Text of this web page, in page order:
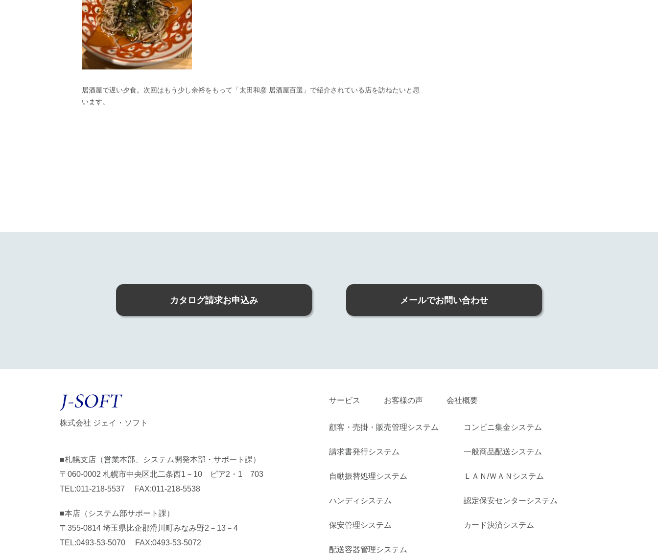
居酒屋で遅い夕食。次回はもう少し余裕をもって「太田和彦 居酒屋百選」で紹介されている店を訪ねたいと思
います。
カタログ請求お申込み メールでお問い合わせ
株式会社 ジェイ・ソフト
■札幌支店（営業本部、システム開発本部・サポート課）
〒060-0002 札幌市中央区北二条西1－10 ピア2・1 703
TEL:011-218-5537 FAX:011-218-5538
■本店（システム部サポート課）
〒355-0814 埼玉県比企郡滑川町みなみ野2－13－4
TEL:0493-53-5070 FAX:0493-53-5072
サービス お客様の声 会社概要
顧客・売掛・販売管理システム
請求書発行システム
自動振替処理システム
ハンディシステム
保安管理システム
配送容器管理システム
コンビニ集金システム
一般商品配送システム
ＬＡＮ/ＷＡＮシステム
認定保安センターシステム
カード決済システム